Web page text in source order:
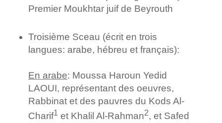
Premier Moukhtar juif de Beyrouth
Troisième Sceau (écrit en trois
langues: arabe, hébreu et français):
En arabe: Moussa Haroun Yedid
LAOUI, représentant des oeuvres,
Rabbinat et des pauvres du Kods Al-
Charif1 et Khalil Al-Rahman2, et Safed